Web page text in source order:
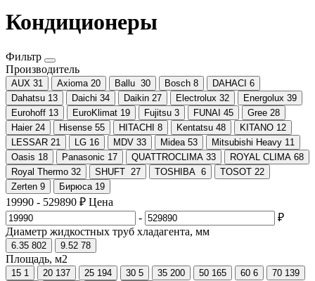
Кондиционеры
Фильтр
Производитель
AUX 31 Axioma 20 Ballu 30 Bosch 8 DAHACI 6
Dahatsu 13 Daichi 34 Daikin 27 Electrolux 32 Energolux 39
Eurohoff 13 EuroKlimat 19 Fujitsu 3 FUNAI 45 Gree 28
Haier 24 Hisense 55 HITACHI 8 Kentatsu 48 KITANO 12
LESSAR 21 LG 16 MDV 33 Midea 53 Mitsubishi Heavy 11
Oasis 18 Panasonic 17 QUATTROCLIMA 33 ROYAL CLIMA 68
Royal Thermo 32 SHUFT 27 TOSHIBA 6 TOSOT 22
Zerten 9 Бирюса 19
19990 - 529890 ₽ Цена
-
₽
Диаметр жидкостных труб хладагента, мм
6.35 802 9.52 78
Площадь, м2
15 1 20 137 25 194 30 5 35 200 50 165 60 6 70 139